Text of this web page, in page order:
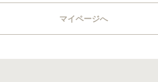
マイページへ